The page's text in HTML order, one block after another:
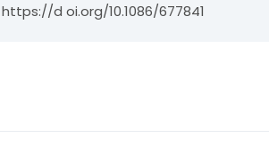
d oi.org/10.1086/677841